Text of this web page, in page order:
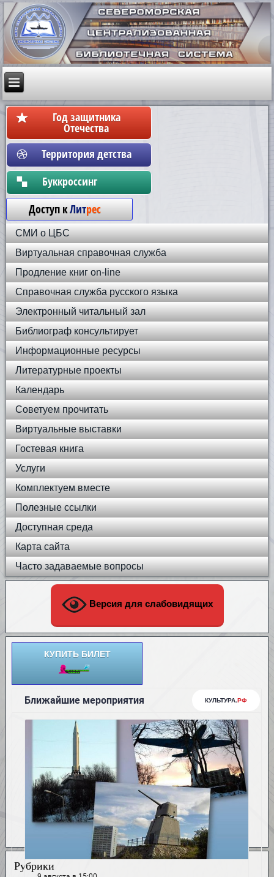
Год защитника
Отечества
Территория детства
Бyккpoccинг
Доступ кЛитрес
СМИ о ЦБС
Виртуальная справочная служба
Продление книг on-line
Справочная служба русского языка
Электронный читальный зал
Библиограф консультирует
Информационные ресурсы
Литературные проекты
Календарь
Советуем прочитать
Виртуальные выставки
Гостевая книга
Услуги
Комплектуем вместе
Полезные ссылки
Доступная среда
Карта сайта
Часто задаваемые вопросы
Версия для слабовидящих
КУПИТЬ БИЛЕТ
Рубрики